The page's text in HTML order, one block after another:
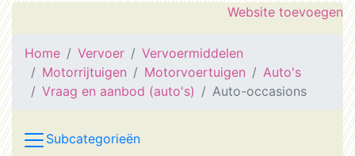
Website toevoegen
Home Vervoer
Vervoermiddelen
Motorrijtuigen
Motorvoertuigen
Auto's
Vraag en aanbod (auto's)
Auto-occasions
Subcategorieën